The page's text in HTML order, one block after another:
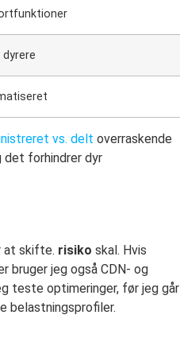
vs. delt overraskende
det forhindrer dyr
at skifte. risiko skal. Hvis
bruger jeg også CDN- og
teste optimeringer, før jeg går
belastningsprofiler.